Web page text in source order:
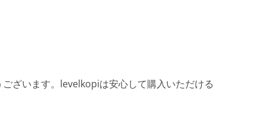
ざいます。levelkopiは安心して購入いただける